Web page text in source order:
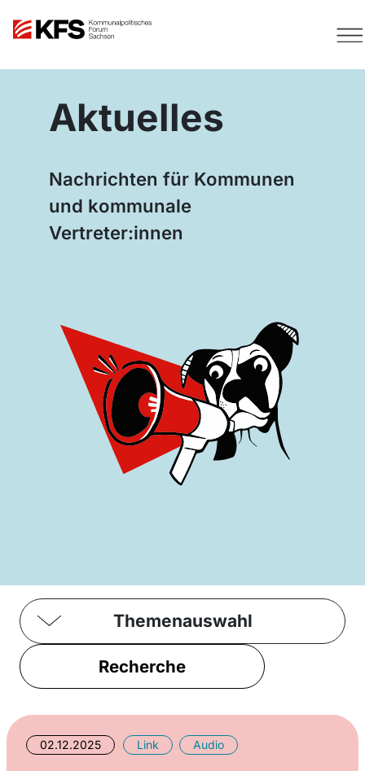
Aktuelles
Nachrichten für Kommunen
und kommunale
Vertreter:innen
Themenauswahl
Recherche
02.12.2025 Link Audio